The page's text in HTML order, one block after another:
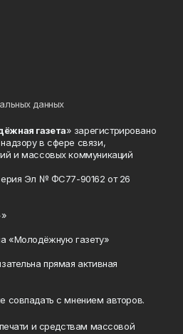
данных
газета» зарегистрировано
в сфере связи,
и массовых коммуникаций
Эл № ФС77-90162 от 26
«Молодёжную газету»
прямая активная
совпадать с мнением авторов.
и средствам массовой